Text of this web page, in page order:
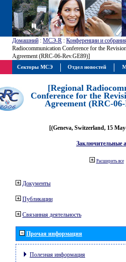
Домашний : МСЭ-R : Конференции и
Radiocommunication Conference for the
Agreement (RRC-06-Rev.GE89)]
[Regional
Conference for the
Agreement (RRC-
[(Geneva, Switzerland, 15
Заключительные
Расширить все
Документы
Публикации
Связанная деятельность
Прочая информация
Полезная информация
Секторы МСЭ Отдел новостей